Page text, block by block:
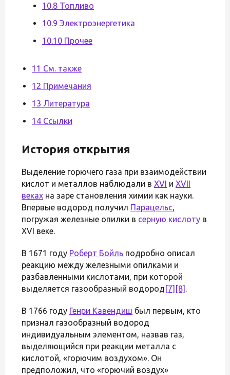
10.8 Топливо
10.9 Электроэнергетика
10.10 Прочее
11 См. также
12 Примечания
13 Литература
14 Ссылки
История открытия
Выделение горючего газа при взаимодействии
кислот и металлов наблюдали в XVI и XVII
веках на заре становления химии как науки.
Впервые водород получил Парацельс,
погружая железные опилки в серную кислоту в
XVI веке.
В 1671 году Роберт Бойль подробно описал
реакцию между железными опилками и
разбавленными кислотами, при которой
выделяется газообразный водород [7] [8] .
В 1766 году Генри Кавендиш был первым, кто
признал газообразный водород
индивидуальным элементом, назвав газ,
выделяющийся при реакции металла с
кислотой, «горючим воздухом». Он
предположил, что «горючий воздух»